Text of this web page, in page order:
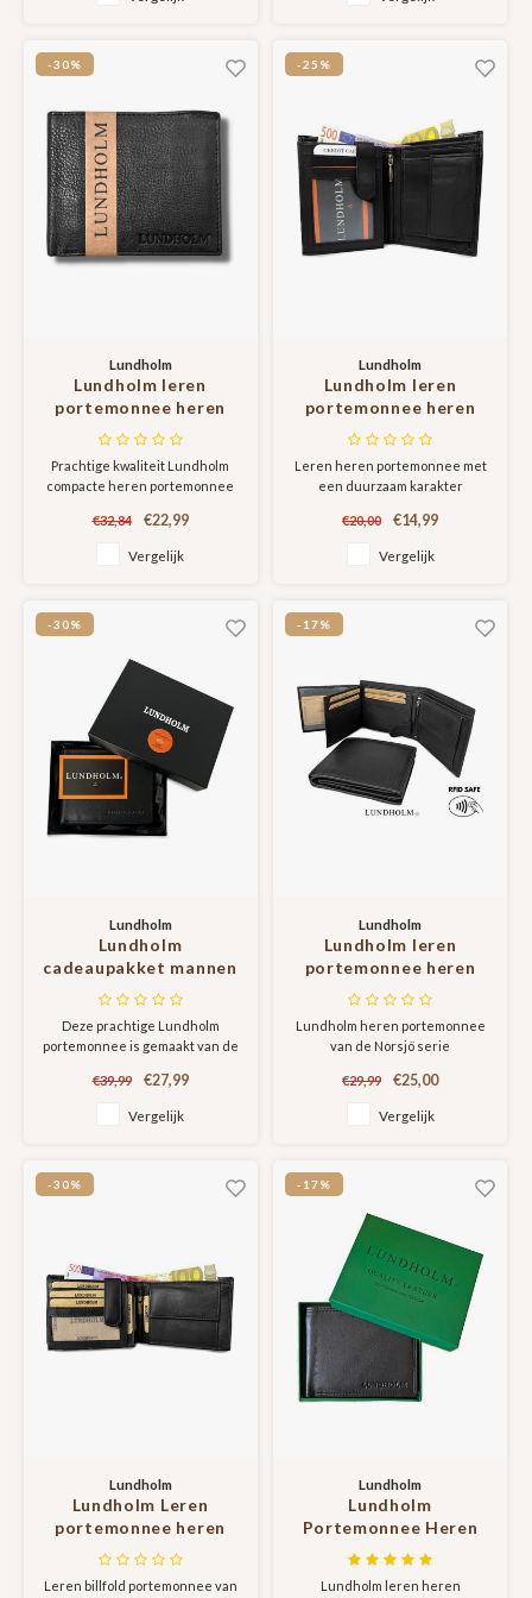
portemonnee heeft
portemonnee beschermt voor
onze collectie. Deze prachtige
-30%
Lundholm
Lundholm leren
portemonnee heren
zwart topkwaliteit
leer, compact model -
portefeuille heren
RFID anti-skim -
compact, dun formaat
Lundholm Iggesund
Prachtige kwaliteit Lundholm
compacte heren portemonnee
€32,84
€22,99
Vergelijk
-25%
Lundholm
Lundholm leren
portemonnee heren
leer zwart staand
model – zeer soepel
nappa leer –
portefeuille heren
Leren heren portemonnee met
een duurzaam karakter
€20,00 €14,99
Vergelijk
-30%
Lundholm
Lundholm
cadeaupakket mannen
leren portemonnee
heren zwart met RFID
bescherming - in
geschenkverpakking -
herenportefeuille
cadeautjes heren
Deze prachtige Lundholm
portemonnee is gemaakt van de
portemonnee is ingedeeld voor
de RFID bescherming, zijn uw
€39,99 €27,99
Vergelijk
-17%
Lundholm
Lundholm leren
portemonnee heren
zeer soepel nappa leer
– billfold model zwart
met RFID anti-skim
bescherming Norsjö
serie
Lundholm heren portemonnee
van de Norsjö serie
€29,99 €25,00
Vergelijk
-30%
Lundholm
Lundholm Leren
portemonnee heren
leer luxe uitgevoerd –
hoogwaardige
Leren billfold portemonnee van
-17%
Lundholm
Lundholm
Portemonnee Heren
zwart met RFID anti
skim - portemonnee
Lundholm leren heren